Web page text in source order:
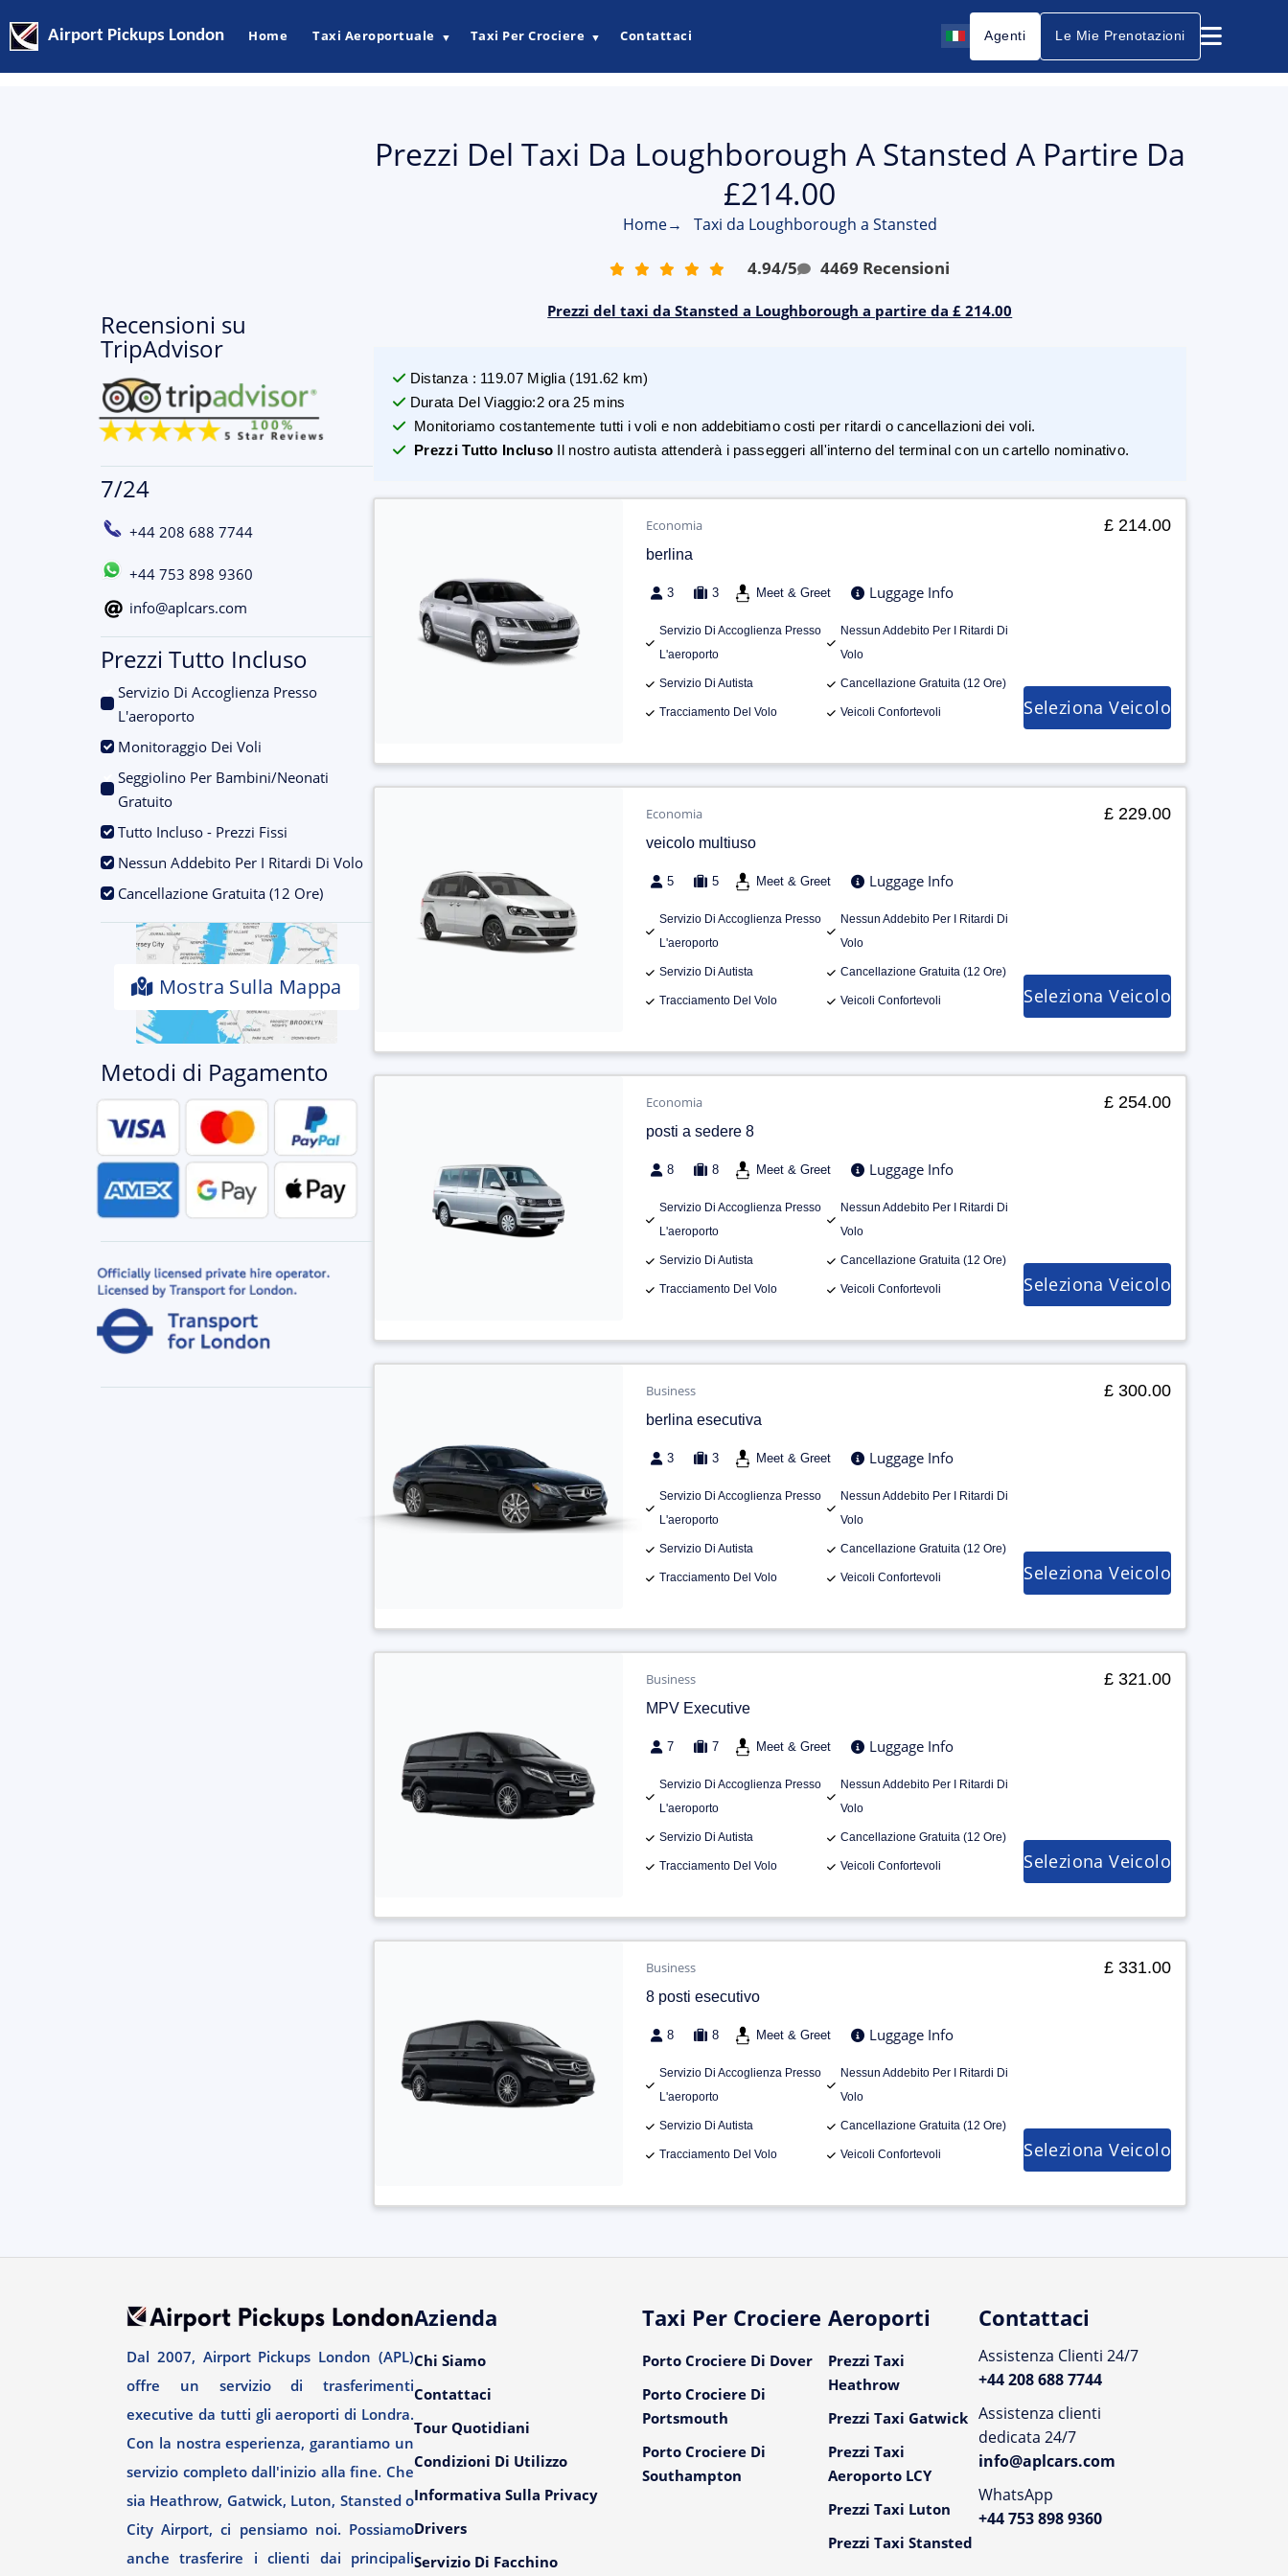
Airport Pickups London Home Taxi Aeroportuale ▼ Taxi Per Crociere ▼ Contattaci Agenti Le Mie Prenotazioni
Recensioni su
TripAdvisor
7/24
+44 208 688 7744
+44 753 898 9360
info@aplcars.com
Prezzi Tutto Incluso
Servizio Di Accoglienza Presso
L'aeroporto
Monitoraggio Dei Voli
Seggiolino Per Bambini/Neonati
Gratuito
Tutto Incluso - Prezzi Fissi
Nessun Addebito Per I Ritardi Di Volo
Cancellazione Gratuita (12 Ore)
Mostra Sulla Mappa
Metodi di Pagamento
Prezzi Del Taxi Da Loughborough A Stansted A Partire Da
£214.00
Home→ Taxi da Loughborough a Stansted
4.94/5 4469 Recensioni
Prezzi del taxi da Stansted a Loughborough a partire da £ 214.00
Distanza : 119.07 Miglia (191.62 km)
Durata Del Viaggio:2 ora 25 mins
Monitoriamo costantemente tutti i voli e non addebitiamo costi per ritardi o cancellazioni dei voli.
Prezzi Tutto Incluso Il nostro autista attenderà i passeggeri all'interno del terminal con un cartello nominativo.
Economia
berlina
3 3 Meet & Greet Luggage Info
Servizio Di Accoglienza Presso
L'aeroporto
Nessun Addebito Per I Ritardi Di
Volo
Servizio Di Autista Cancellazione Gratuita (12 Ore)
Tracciamento Del Volo Veicoli Confortevoli
£ 214.00
Seleziona Veicolo
Economia
veicolo multiuso
5 5 Meet & Greet Luggage Info
Servizio Di Accoglienza Presso
L'aeroporto
Nessun Addebito Per I Ritardi Di
Volo
Servizio Di Autista Cancellazione Gratuita (12 Ore)
Tracciamento Del Volo Veicoli Confortevoli
£ 229.00
Seleziona Veicolo
Economia
posti a sedere 8
8 8 Meet & Greet Luggage Info
Servizio Di Accoglienza Presso
L'aeroporto
Nessun Addebito Per I Ritardi Di
Volo
Servizio Di Autista Cancellazione Gratuita (12 Ore)
Tracciamento Del Volo Veicoli Confortevoli
£ 254.00
Seleziona Veicolo
Business
berlina esecutiva
3 3 Meet & Greet Luggage Info
Servizio Di Accoglienza Presso
L'aeroporto
Nessun Addebito Per I Ritardi Di
Volo
Servizio Di Autista Cancellazione Gratuita (12 Ore)
Tracciamento Del Volo Veicoli Confortevoli
£ 300.00
Seleziona Veicolo
Business
MPV Executive
7 7 Meet & Greet Luggage Info
Servizio Di Accoglienza Presso
L'aeroporto
Nessun Addebito Per I Ritardi Di
Volo
Servizio Di Autista Cancellazione Gratuita (12 Ore)
Tracciamento Del Volo Veicoli Confortevoli
£ 321.00
Seleziona Veicolo
Business
8 posti esecutivo
8 8 Meet & Greet Luggage Info
Servizio Di Accoglienza Presso
L'aeroporto
Nessun Addebito Per I Ritardi Di
Volo
Servizio Di Autista Cancellazione Gratuita (12 Ore)
Tracciamento Del Volo Veicoli Confortevoli
£ 331.00
Seleziona Veicolo
Dal 2007, Airport Pickups London (APL)
offre un servizio di trasferimenti
executive da tutti gli aeroporti di Londra.
Con la nostra esperienza, garantiamo un
servizio completo dall'inizio alla fine. Che
sia Heathrow, Gatwick, Luton, Stansted o
City Airport, ci pensiamo noi. Possiamo
anche trasferire i clienti dai principali
Azienda
Chi Siamo
Contattaci
Tour Quotidiani
Condizioni Di Utilizzo
Informativa Sulla Privacy
Drivers
Servizio Di Facchino
Taxi Per Crociere
Porto Crociere Di Dover
Porto Crociere Di
Portsmouth
Porto Crociere Di
Southampton
Aeroporti
Prezzi Taxi
Heathrow
Prezzi Taxi Gatwick
Prezzi Taxi
Aeroporto LCY
Prezzi Taxi Luton
Prezzi Taxi Stansted
Contattaci
Assistenza Clienti 24/7
+44 208 688 7744
Assistenza clienti
dedicata 24/7
info@aplcars.com
WhatsApp
+44 753 898 9360